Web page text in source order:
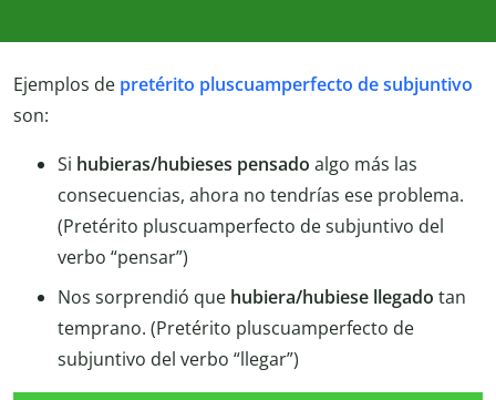
Ejemplos de pretérito pluscuamperfecto de subjuntivo
son:
Si hubieras/hubieses pensado algo más las
consecuencias, ahora no tendrías ese problema.
(Pretérito pluscuamperfecto de subjuntivo del
verbo “pensar”)
Nos sorprendió que hubiera/hubiese llegado tan
temprano. (Pretérito pluscuamperfecto de
subjuntivo del verbo “llegar”)